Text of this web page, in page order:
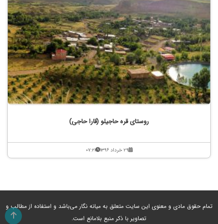
روستای قره حاجیلو (قارا حاجی)
۲۹ خرداد ۱۳۹۶ ۰۷:۲۱
تمام حقوق مادی و معنوی این سایت متعلق به میانه نگار می‌باشد و استفاده از مطالب و
تصاویر با ذکر منبع بلامانع است.